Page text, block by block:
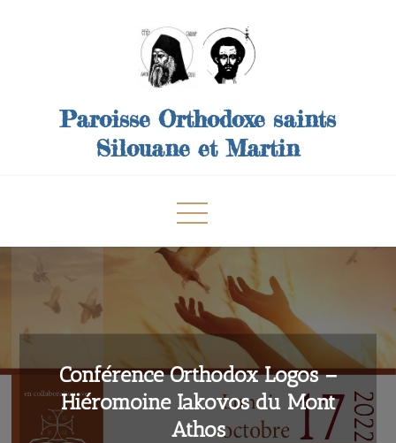
Paroisse Orthodoxe saints
Silouane et Martin
Conférence Orthodox Logos –
Hiéromoine Iakovos du Mont
Athos